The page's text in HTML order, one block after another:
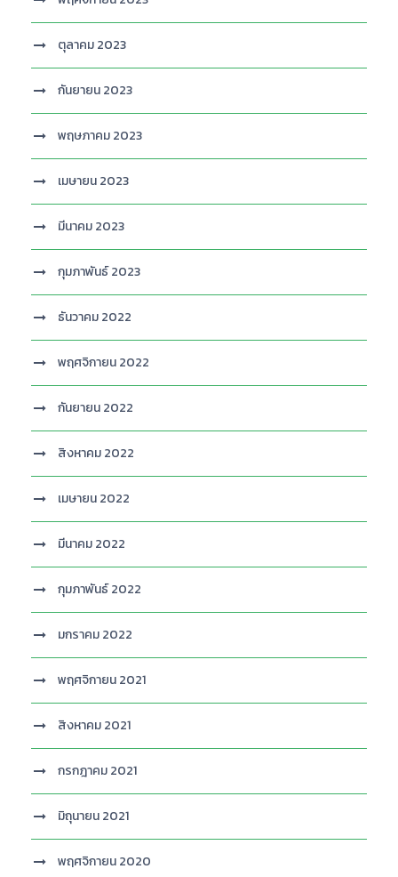
ตุลาคม 2023
กันยายน 2023
พฤษภาคม 2023
เมษายน 2023
มีนาคม 2023
กุมภาพันธ์ 2023
ธันวาคม 2022
พฤศจิกายน 2022
กันยายน 2022
สิงหาคม 2022
เมษายน 2022
มีนาคม 2022
กุมภาพันธ์ 2022
มกราคม 2022
พฤศจิกายน 2021
สิงหาคม 2021
กรกฎาคม 2021
มิถุนายน 2021
พฤศจิกายน 2020